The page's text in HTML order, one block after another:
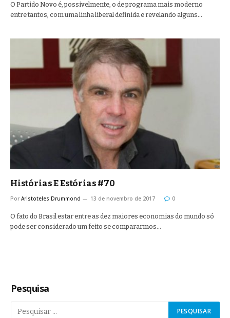
O Partido Novo é, possivelmente, o de programa mais moderno
entre tantos, com uma linha liberal definida e revelando alguns…
Histórias E Estórias #70
Por Aristoteles Drummond 13 de novembro de 2017 0
O fato do Brasil estar entre as dez maiores economias do mundo só
pode ser considerado um feito se compararmos…
Pesquisa